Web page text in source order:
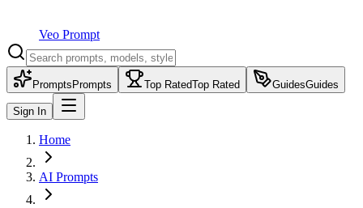
Veo Prompt
Prompts Prompts Top RatedTop Rated GuidesGuides
Sign In
Home
AI Prompts